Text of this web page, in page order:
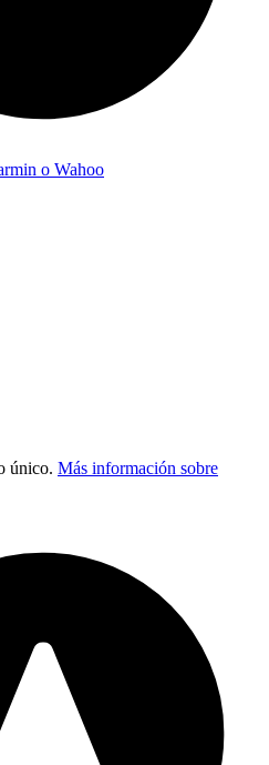
o Wahoo
único. Más información sobre